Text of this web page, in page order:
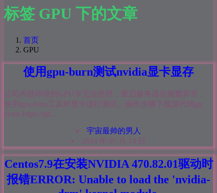
标签 GPU 下的文章
首页
GPU
使用gpu-burn测试nvidia显卡显存
公司内部环境的GPU卡无法使用，重启服务器后频繁异常，
使用gpu-burn工具对显卡进行测试。操作步骤下载源代码git
clone https://git...
宇宙最帅的男人
2024 年 05 月 14 日
Centos7.9在安装NVIDIA 470.82.01驱动时
报错ERROR: Unable to load the 'nvidia-